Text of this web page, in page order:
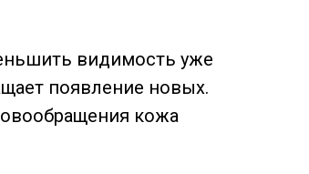
видимость уже
появление новых.
кожа